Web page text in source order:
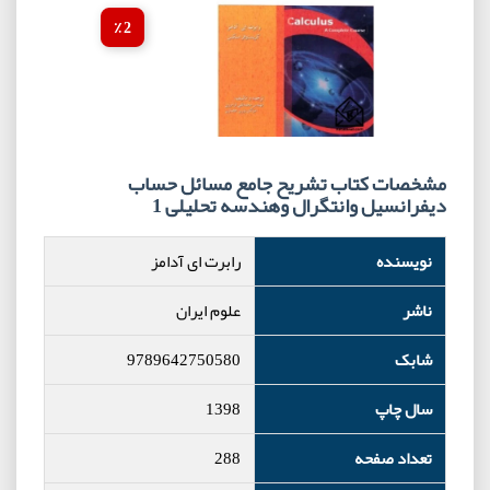
2 ٪
مشخصات کتاب تشریح جامع مسائل حساب
دیفرانسیل وانتگرال وهندسه تحلیلی 1
نویسنده
رابرت ای آدامز
ناشر
علوم ایران
شابک
9789642750580
سال چاپ
1398
تعداد صفحه
288